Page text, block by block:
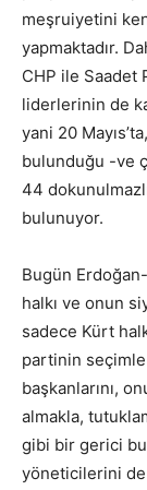
meşruiyetini
yapmaktadır.
CHP ile
liderlerinin de
yani 20
bulunduğu -ve
44
bulunuyor.
Bugün
halkı ve onun
sadece Kürt
partinin
başkanlarını,
almakla,
gibi bir gerici
yöneticilerini